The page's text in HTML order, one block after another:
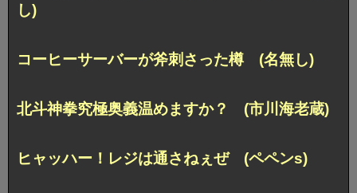
し)
コーヒーサーバーが斧刺さった樽 (名無し)
北斗神拳究極奥義温めますか？ (市川海老蔵)
ヒャッハー！レジは通さねぇぜ (ペペンs)